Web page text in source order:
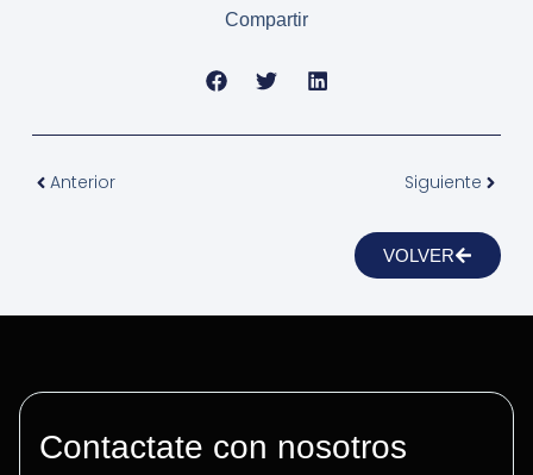
Compartir
Anterior Siguiente
VOLVER
Contactate con nosotros